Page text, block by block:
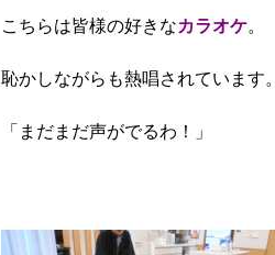
こちらは皆様の好きなカラオケ。
恥かしながらも熱唱されています。
「まだまだ声がでるわ！」